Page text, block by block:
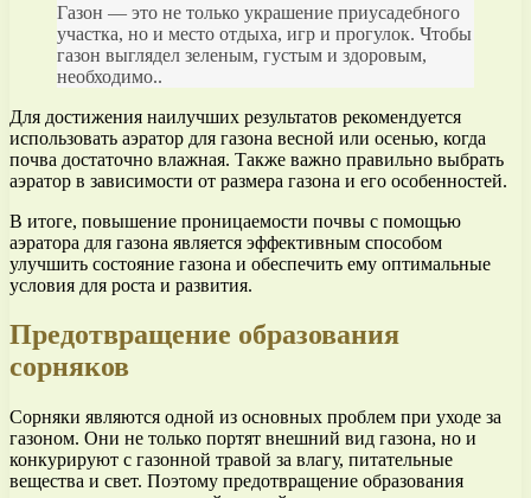
Газон — это не только украшение приусадебного
участка, но и место отдыха, игр и прогулок. Чтобы
газон выглядел зеленым, густым и здоровым,
необходимо..
Для достижения наилучших результатов рекомендуется
использовать аэратор для газона весной или осенью, когда
почва достаточно влажная. Также важно правильно выбрать
аэратор в зависимости от размера газона и его особенностей.
В итоге, повышение проницаемости почвы с помощью
аэратора для газона является эффективным способом
улучшить состояние газона и обеспечить ему оптимальные
условия для роста и развития.
Предотвращение образования
сорняков
Сорняки являются одной из основных проблем при уходе за
газоном. Они не только портят внешний вид газона, но и
конкурируют с газонной травой за влагу, питательные
вещества и свет. Поэтому предотвращение образования